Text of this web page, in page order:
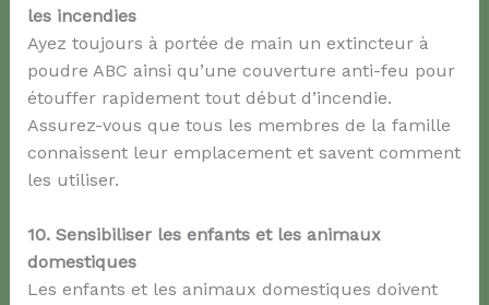
les incendies
Ayez toujours à portée de main un extincteur à
poudre ABC ainsi qu’une couverture anti-feu pour
étouffer rapidement tout début d’incendie.
Assurez-vous que tous les membres de la famille
connaissent leur emplacement et savent comment
les utiliser.
10. Sensibiliser les enfants et les animaux
domestiques
Les enfants et les animaux domestiques doivent